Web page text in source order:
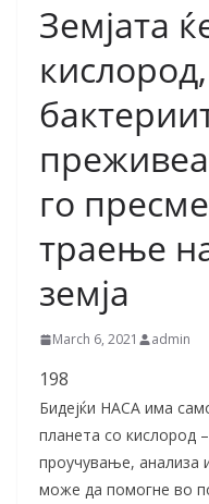
Земјата
го
траење
земја
March 6, 2021 admin
198
Бидејќи НАСА има
планета со кислород
проучување, анализа
може да помогне во